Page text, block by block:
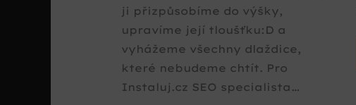
ji přizpůsobíme do výšky,
upravíme její tloušťku:D a
vyhážeme všechny dlaždice,
které nebudeme chtít. Pro
Instaluj.cz SEO specialista…